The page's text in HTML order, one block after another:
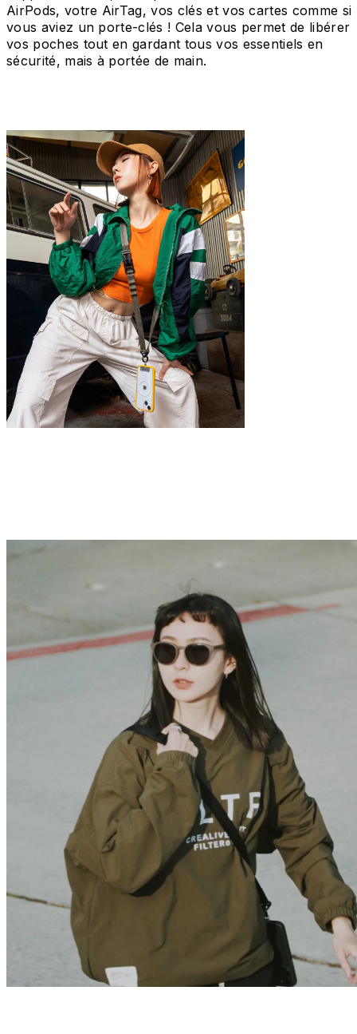
AirPods, votre AirTag, vos clés et vos cartes comme si
vous aviez un porte-clés ! Cela vous permet de libérer
vos poches tout en gardant tous vos essentiels en
sécurité, mais à portée de main.